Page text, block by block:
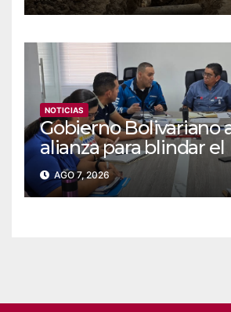
NOTICIAS
Gobierno Bolivariano
alianza para blindar el
suministro de agua y
electricidad en Falcón
AGO 7, 2026